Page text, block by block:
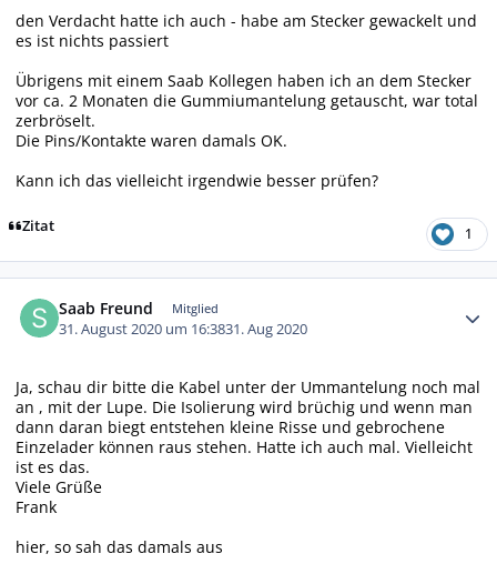
den Verdacht hatte ich auch - habe am Stecker gewackelt und
es ist nichts passiert
Übrigens mit einem Saab Kollegen haben ich an dem Stecker
vor ca. 2 Monaten die Gummiumantelung getauscht, war total
zerbröselt.
Die Pins/Kontakte waren damals OK.
Kann ich das vielleicht irgendwie besser prüfen?
Zitat 1
Saab Freund Mitglied
31. August 2020 um 16:3831. Aug 2020
Ja, schau dir bitte die Kabel unter der Ummantelung noch mal
an , mit der Lupe. Die Isolierung wird brüchig und wenn man
dann daran biegt entstehen kleine Risse und gebrochene
Einzelader können raus stehen. Hatte ich auch mal. Vielleicht
ist es das.
Viele Grüße
Frank
hier, so sah das damals aus